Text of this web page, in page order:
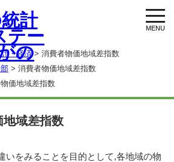
・経済> 消費者物価地域差指数
> 消費者物価地域差指数
価地域差指数
地域差指数
いをみることを目的として,各地域の物